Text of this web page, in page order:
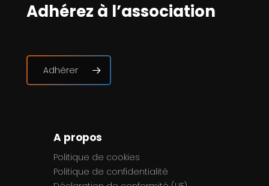
Adhérez à l’association
Adhérer
A propos
Politique de cookies
Politique de confidentialité